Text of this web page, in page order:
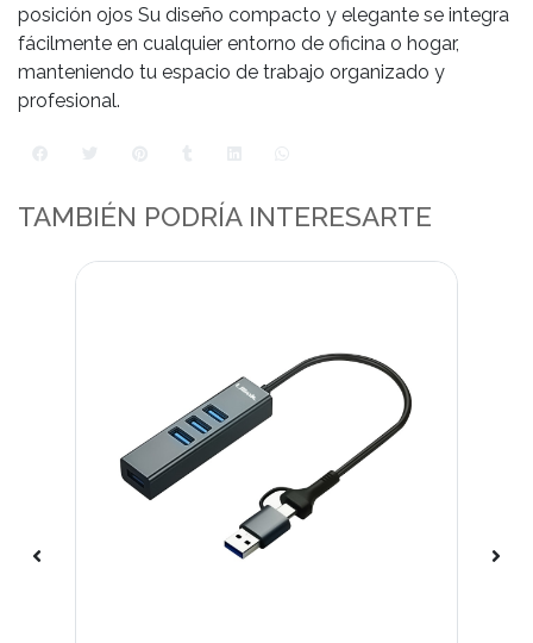
posición ojos Su diseño compacto y elegante se integra
fácilmente en cualquier entorno de oficina o hogar,
manteniendo tu espacio de trabajo organizado y
profesional.
TAMBIÉN PODRÍA INTERESARTE